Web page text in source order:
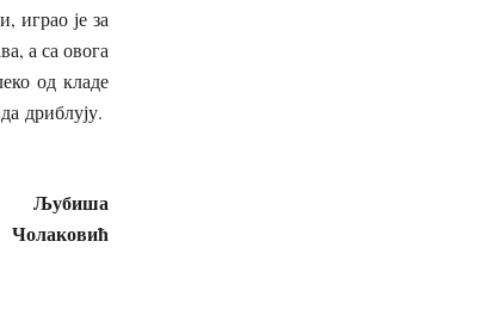
играо је за
а са овога
од кладе
дриблују.
Љубиша
Чолаковић